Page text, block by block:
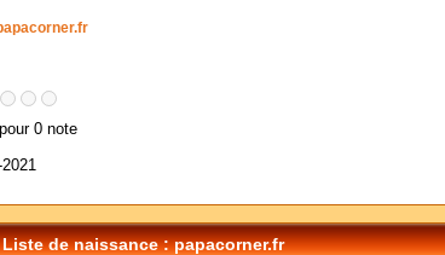
0 note
de naissance : papacorner.fr